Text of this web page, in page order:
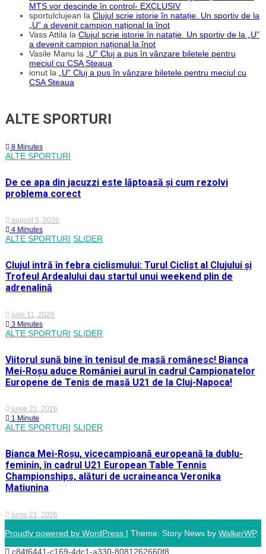
MTS vor descinde în control- EXCLUSIV
sportulclujean la Clujul scrie istorie în natație. Un sportiv de la
„U” a devenit campion național la înot
Vass Attila la Clujul scrie istorie în natație. Un sportiv de la „U”
a devenit campion național la înot
Vasile Manu la
„U” Cluj a pus în vânzare biletele pentru
meciul cu CSA Steaua
ionut la
„U” Cluj a pus în vânzare biletele pentru meciul cu
CSA Steaua
ALTE SPORTURI
8 Minutes
ALTE SPORTURI
De ce apa din jacuzzi este lăptoasă și cum rezolvi
problema corect
august 5, 2026
4 Minutes
ALTE SPORTURI SLIDER
Clujul intră în febra ciclismului: Turul Ciclist al Clujului și
Trofeul Ardealului dau startul unui weekend plin de
adrenalină
iulie 11, 2026
3 Minutes
ALTE SPORTURI SLIDER
Viitorul sună bine în tenisul de masă românesc! Bianca
Mei-Roșu aduce României aurul în cadrul Campionatelor
Europene de Tenis de masă U21 de la Cluj-Napoca!
iunie 21, 2026
1 Minute
ALTE SPORTURI SLIDER
Bianca Mei-Roșu, vicecampioană europeană la dublu-
feminin, în cadrul U21 European Table Tennis
Championships, alături de ucraineanca Veronika
Matiunina
iunie 21, 2026
Proudly powered by WordPress | Theme: Story News by WalkerWP.
c84f6441-c169-4dc1-a330-8081262660f8